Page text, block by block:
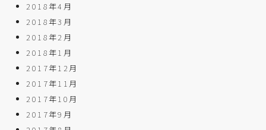
2018年4月
2018年3月
2018年2月
2018年1月
2017年12月
2017年11月
2017年10月
2017年9月